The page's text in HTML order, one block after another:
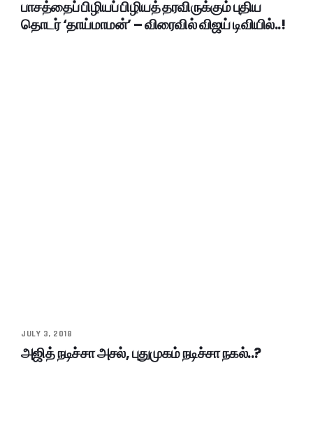
பாசத்தைப் பிழியப் பிழியத் தரவிருக்கும் புதிய
தொடர் ‘தாய்மாமன்’ – விரைவில் விஜய் டிவியில்..!
JULY 3, 2018
அஜித் நடிச்சா அசல், புதுமுகம் நடிச்சா நகல்..?